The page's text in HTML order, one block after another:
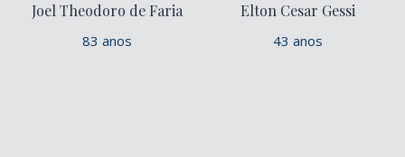
Joel Theodoro de Faria
83 anos
Elton Cesar Gessi
43 anos